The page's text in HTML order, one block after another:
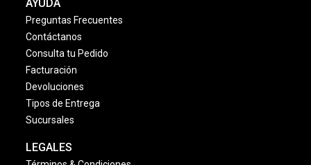
AYUDA
Preguntas Frecuentes
Contáctanos
Consulta tu Pedido
Facturación
Devoluciones
Tipos de Entrega
Sucursales
LEGALES